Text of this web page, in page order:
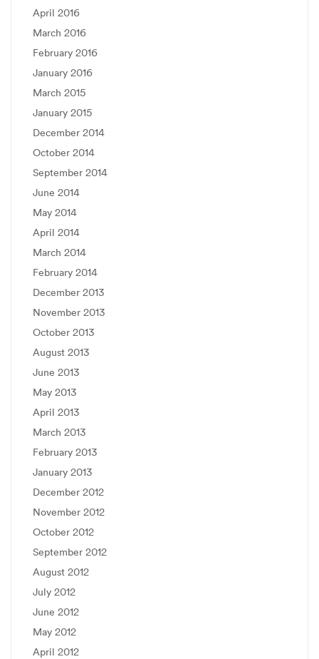
April 2016
March 2016
February 2016
January 2016
March 2015
January 2015
December 2014
October 2014
September 2014
June 2014
May 2014
April 2014
March 2014
February 2014
December 2013
November 2013
October 2013
August 2013
June 2013
May 2013
April 2013
March 2013
February 2013
January 2013
December 2012
November 2012
October 2012
September 2012
August 2012
July 2012
June 2012
May 2012
April 2012